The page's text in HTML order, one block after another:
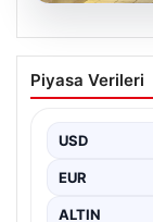
Firari
Sonuçlandı:
“content”: “
Piyasa Verileri
USD
EUR
ALTIN